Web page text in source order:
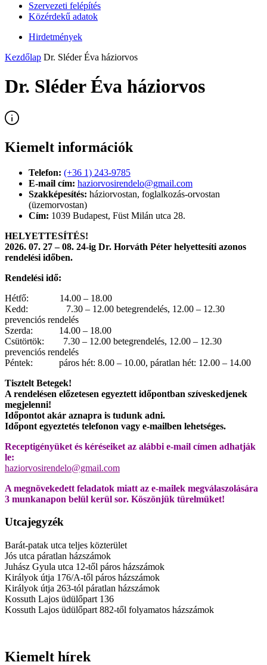
Szervezeti felépítés
Közérdekű adatok
Hirdetmények
Kezdőlap Dr. Sléder Éva háziorvos
Dr. Sléder Éva háziorvos
Kiemelt információk
Telefon: (+36 1) 243-9785
E-mail cím: haziorvosirendelo@gmail.com
Szakképesítés: háziorvostan, foglalkozás-orvostan
(üzemorvostan)
Cím: 1039 Budapest, Füst Milán utca 28.
HELYETTESÍTÉS!
2026. 07. 27 – 08. 24-ig Dr. Horváth Péter helyettesíti azonos
rendelési időben.
Rendelési idő:
Hétfő: 14.00 – 18.00
Kedd: 7.30 – 12.00 betegrendelés, 12.00 – 12.30
prevenciós rendelés
Szerda: 14.00 – 18.00
Csütörtök: 7.30 – 12.00 betegrendelés, 12.00 – 12.30
prevenciós rendelés
Péntek: páros hét: 8.00 – 10.00, páratlan hét: 12.00 – 14.00
Tisztelt Betegek!
A rendelésen előzetesen egyeztett időpontban szíveskedjenek
megjelenni!
Időpontot akár aznapra is tudunk adni.
Időpont egyeztetés telefonon vagy e-mailben lehetséges.
Receptigényüket és kéréseiket az alábbi e-mail címen adhatják
le:
haziorvosirendelo@gmail.com
A megnövekedett feladatok miatt az e-mailek megválaszolására
3 munkanapon belül kerül sor. Köszönjük türelmüket!
Utcajegyzék
Barát-patak utca teljes közterület
Jós utca páratlan házszámok
Juhász Gyula utca 12-től páros házszámok
Királyok útja 176/A-től páros házszámok
Királyok útja 263-tól páratlan házszámok
Kossuth Lajos üdülőpart 136
Kossuth Lajos üdülőpart 882-től folyamatos házszámok
Kiemelt hírek